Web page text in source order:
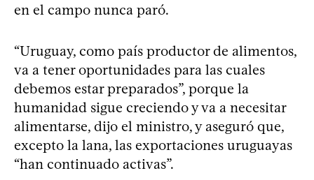
en el campo nunca paró.
“Uruguay, como país productor de alimentos,
va a tener oportunidades para las cuales
debemos estar preparados”, porque la
humanidad sigue creciendo y va a necesitar
alimentarse, dijo el ministro, y aseguró que,
excepto la lana, las exportaciones uruguayas
“han continuado activas”.